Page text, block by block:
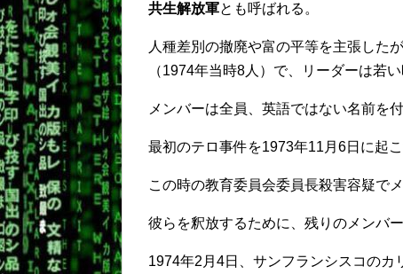
共生解放軍とも呼ばれる。
人種差別の撤廃や富の平等を主張した
（1974年当時8人）で、リーダーは若
メンバーは全員、英語ではない名前を付
最初のテロ事件を1973年11月6日に起こ
この時の教育委員会委員長殺害容疑で
彼らを釈放するために、残りのメンバ
1974年2月4日、サンフランシスコのカ